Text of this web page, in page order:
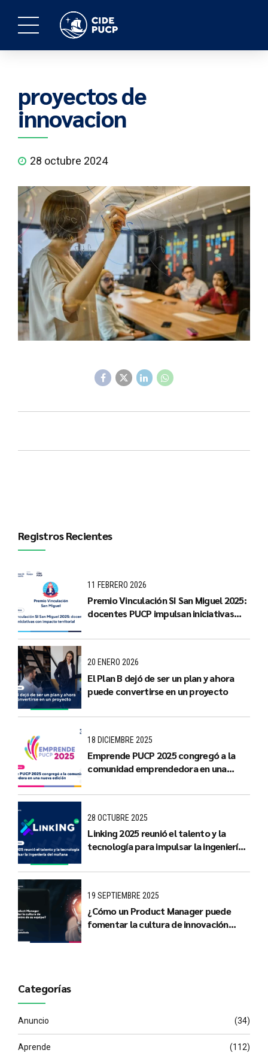
proyectos de
innovacion
28 octubre 2024
Registros Recientes
11 FEBRERO 2026
Premio Vinculación SI San Miguel 2025:
docentes PUCP impulsan iniciativas
20 ENERO 2026
El Plan B dejó de ser un plan y ahora
puede convertirse en un proyecto
18 DICIEMBRE 2025
Emprende PUCP 2025 congregó a la
comunidad emprendedora en una
28 OCTUBRE 2025
Linking 2025 reunió el talento y la
tecnología para impulsar la ingeniería
19 SEPTIEMBRE 2025
¿Cómo un Product Manager puede
fomentar la cultura de innovación
Categorías
Anuncio (34)
Aprende (112)